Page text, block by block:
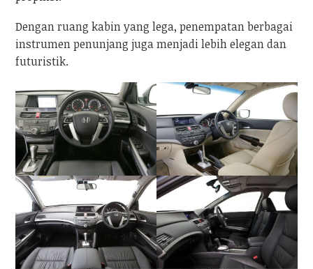
Dengan ruang kabin yang lega, penempatan berbagai
instrumen penunjang juga menjadi lebih elegan dan
futuristik.